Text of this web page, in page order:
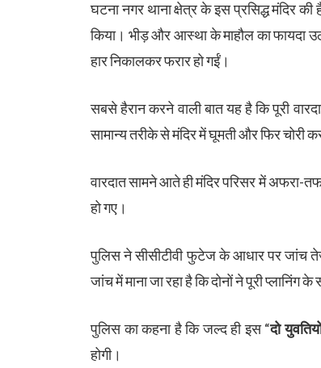
घटना नगर थाना क्षेत्र के इस प्रसिद्ध मंदिर
किया। भीड़ और आस्था के माहौल का फायदा
हार निकालकर फरार हो गईं।
सबसे हैरान करने वाली बात यह है कि पूरी
सामान्य तरीके से मंदिर में घूमती और फिर चोरी
वारदात सामने आते ही मंदिर परिसर में
हो गए।
पुलिस ने सीसीटीवी फुटेज के आधार पर जांच
जांच में माना जा रहा है कि दोनों ने पूरी प्लानिंग
पुलिस का कहना है कि जल्द ही इस “दो
होगी।